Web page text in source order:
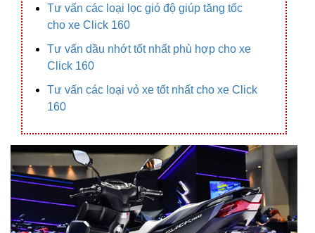
Tư vấn các loại lọc gió độ giúp tăng tốc
cho xe Click 160
Tư vấn dầu nhớt tốt nhất phù hợp cho xe
Click 160
Tư vấn các loại vỏ xe tốt nhất cho xe Click
160